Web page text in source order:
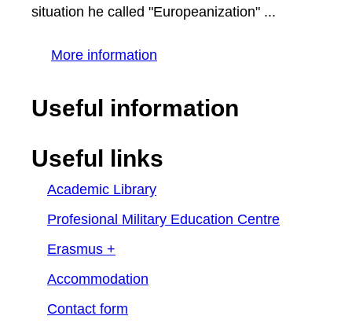
situation he called "Europeanization" ...
More information
Useful information
Useful links
Academic Library
Profesional Military Education Centre
Erasmus +
Accommodation
Contact form